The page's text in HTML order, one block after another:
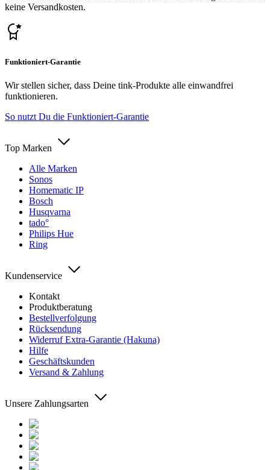
keine Versandkosten.
Funktioniert-Garantie
Wir stellen sicher, dass Deine tink-Produkte alle einwandfrei
funktionieren.
So nutzt Du die Funktioniert-Garantie
Top Marken
Alle Marken
Sonos
Homematic IP
Bosch
Husqvarna
tado°
Philips Hue
Ring
Kundenservice
Kontakt
Produktberatung
Bestellverfolgung
Rücksendung
Widerruf Extra-Garantie (Hakuna)
Hilfe
Geschäftskunden
Versand & Zahlung
Unsere Zahlungsarten